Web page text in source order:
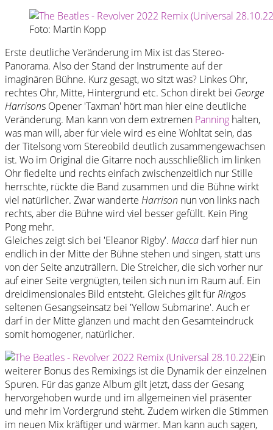
Foto: Martin Kopp
Erste deutliche Veränderung im Mix ist das Stereo-
Panorama. Also der Stand der Instrumente auf der
imaginären Bühne. Kurz gesagt, wo sitzt was? Linkes Ohr,
rechtes Ohr, Mitte, Hintergrund etc. Schon direkt bei George
Harrisons Opener 'Taxman' hört man hier eine deutliche
Veränderung. Man kann von dem extremen Panning halten,
was man will, aber für viele wird es eine Wohltat sein, das
der Titelsong vom Stereobild deutlich zusammengewachsen
ist. Wo im Original die Gitarre noch ausschließlich im linken
Ohr fiedelte und rechts einfach zwischenzeitlich nur Stille
herrschte, rückte die Band zusammen und die Bühne wirkt
viel natürlicher. Zwar wanderte Harrison nun von links nach
rechts, aber die Bühne wird viel besser gefüllt. Kein Ping
Pong mehr.
Gleiches zeigt sich bei 'Eleanor Rigby'. Macca darf hier nun
endlich in der Mitte der Bühne stehen und singen, statt uns
von der Seite anzuträllern. Die Streicher, die sich vorher nur
auf einer Seite vergnügten, teilen sich nun im Raum auf. Ein
dreidimensionales Bild entsteht. Gleiches gilt fürRingos
seltenen Gesangseinsatz bei 'Yellow Submarine'. Auch er
darf in der Mitte glänzen und macht den Gesamteindruck
somit homogener, natürlicher.
Ein
weiterer Bonus des Remixings ist die Dynamik der einzelnen
Spuren. Für das ganze Album gilt jetzt, dass der Gesang
hervorgehoben wurde und im allgemeinen viel präsenter
und mehr im Vordergrund steht. Zudem wirken die Stimmen
im neuen Mix kräftiger und wärmer. Man kann auch sagen,